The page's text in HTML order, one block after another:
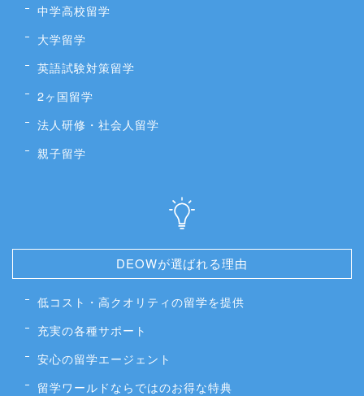
中学高校留学
大学留学
英語試験対策留学
2ヶ国留学
法人研修・社会人留学
親子留学
DEOWが選ばれる理由
低コスト・高クオリティの留学を提供
充実の各種サポート
安心の留学エージェント
留学ワールドならではのお得な特典